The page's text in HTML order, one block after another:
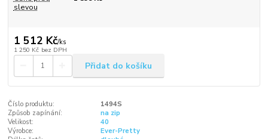
slevou
1 512 Kč/ks
1 250 Kč bez DPH
Přidat do košíku
Číslo produktu:
1494S
Způsob zapínání:
na zip
Velikost:
40
Výrobce:
Ever-Pretty